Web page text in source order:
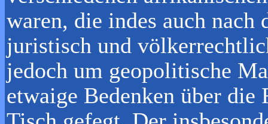
waren, die indes auch nach
juristisch und
jedoch um geopolitische
etwaige Bedenken über